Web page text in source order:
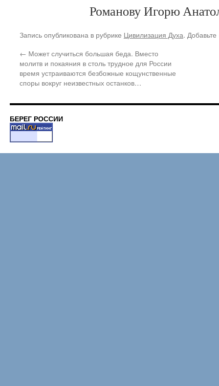
Романову Игорю
Запись опубликована в рубрике Цивилизация Духа.
← Может случиться большая беда. Вместо
молитв и покаяния в столь трудное для России
время устраиваются безбожные кощунственные
споры вокруг неизвестных останков…
БЕРЕГ РОССИИ